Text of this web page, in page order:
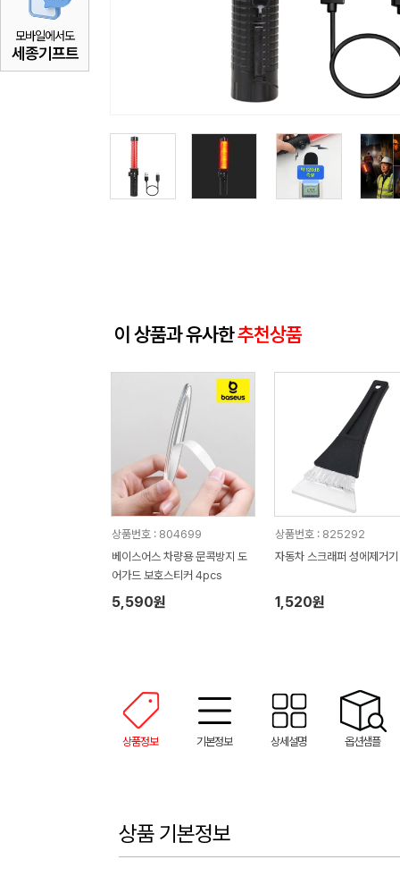
모바일에서도
세종기프트
이 상품과 유사한추천상품
상품번호 : 804699
베이스어스 차량용 문콕방지 도
어가드 보호스티커 4pcs
5,590원
상품번호 : 825292
자동차 스크래퍼 성에제거기
1,520원
상품정보 기본정보 상세설명 옵션샘플
상품 기본정보